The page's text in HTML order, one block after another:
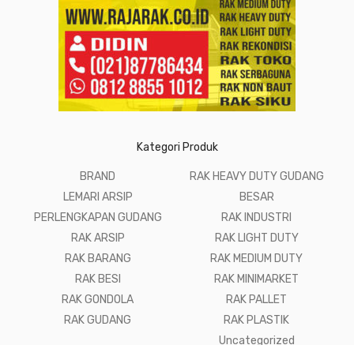
Kategori Produk
BRAND
LEMARI ARSIP
PERLENGKAPAN GUDANG
RAK ARSIP
RAK BARANG
RAK BESI
RAK GONDOLA
RAK GUDANG
RAK HEAVY DUTY GUDANG
BESAR
RAK INDUSTRI
RAK LIGHT DUTY
RAK MEDIUM DUTY
RAK MINIMARKET
RAK PALLET
RAK PLASTIK
Uncategorized